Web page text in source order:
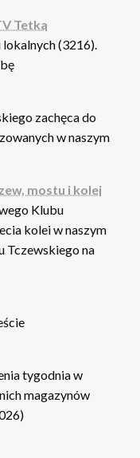
Tetka
(3216).
zachęca do
w naszym
mostu i kolei
Klubu
kolei w naszym
Tczewskiego na
tygodnia w
magazynów